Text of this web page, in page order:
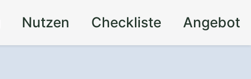
Nutzen Checkliste Angebot